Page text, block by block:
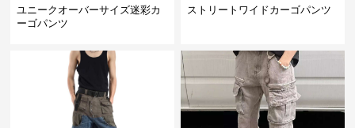
ユニークオーバーサイズ迷彩カ
ーゴパンツ
ストリートワイドカーゴパンツ